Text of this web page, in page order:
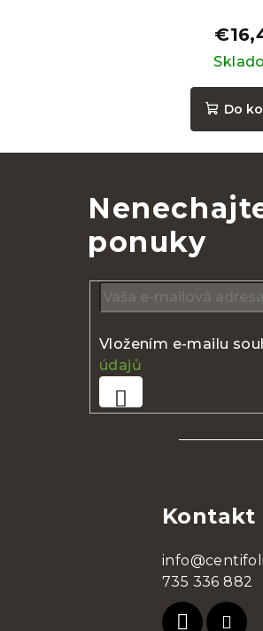
Do
ponuky
Vložením e-mailu
údajů
sa
Kontakt
735 336 882